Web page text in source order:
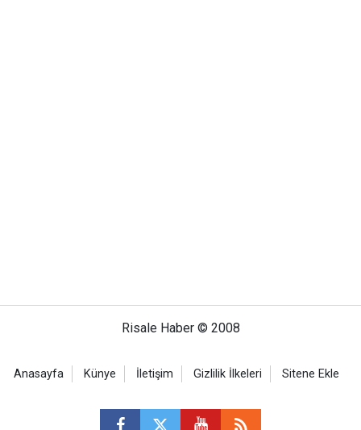
Risale Haber © 2008
Anasayfa Künye İletişim Gizlilik İlkeleri Sitene Ekle